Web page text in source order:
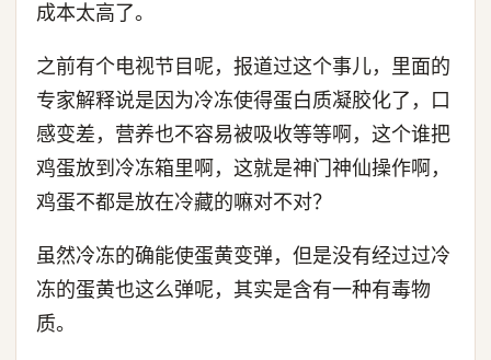
成本太高了。
之前有个电视节目呢，报道过这个事儿，里面的
专家解释说是因为冷冻使得蛋白质凝胶化了，口
感变差，营养也不容易被吸收等等啊，这个谁把
鸡蛋放到冷冻箱里啊，这就是神门神仙操作啊，
鸡蛋不都是放在冷藏的嘛对不对？
虽然冷冻的确能使蛋黄变弹，但是没有经过过冷
冻的蛋黄也这么弹呢，其实是含有一种有毒物
质。